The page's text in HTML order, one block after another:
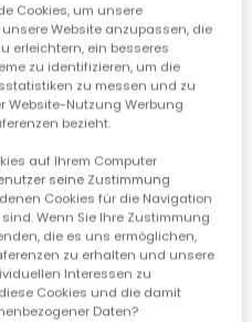
Cookies, um unsere
Website anzupassen, die
erleichtern, ein besseres
zu identifizieren, um die
zu messen und zu
Website-Nutzung Werbung
bezieht.
auf Ihrem Computer
seine Zustimmung
Cookies für die Navigation
Wenn Sie Ihre Zustimmung
die es uns ermöglichen,
zu erhalten und unsere
Interessen zu
Cookies und die damit
Daten?